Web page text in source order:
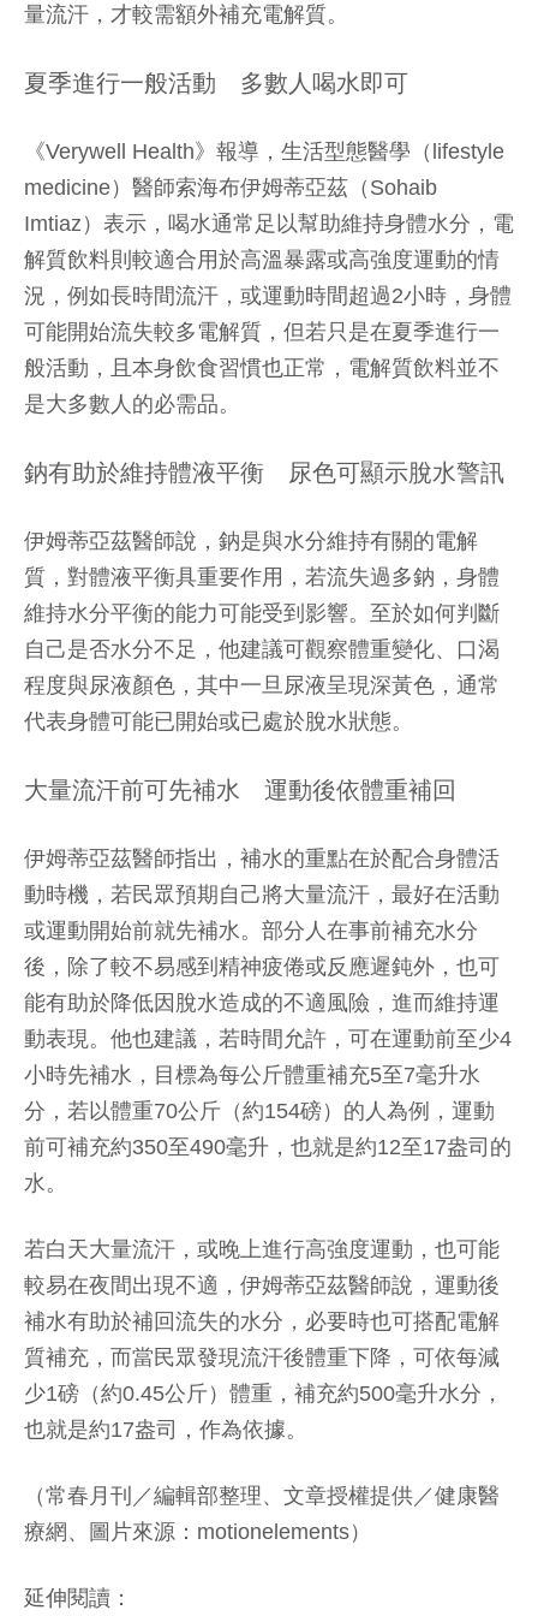
量流汗，才較需額外補充電解質。
夏季進行一般活動 多數人喝水即可
《Verywell Health》報導，生活型態醫學（lifestyle
medicine）醫師索海布伊姆蒂亞茲（Sohaib
Imtiaz）表示，喝水通常足以幫助維持身體水分，電
解質飲料則較適合用於高溫暴露或高強度運動的情
況，例如長時間流汗，或運動時間超過2小時，身體
可能開始流失較多電解質，但若只是在夏季進行一
般活動，且本身飲食習慣也正常，電解質飲料並不
是大多數人的必需品。
鈉有助於維持體液平衡 尿色可顯示脫水警訊
伊姆蒂亞茲醫師說，鈉是與水分維持有關的電解
質，對體液平衡具重要作用，若流失過多鈉，身體
維持水分平衡的能力可能受到影響。至於如何判斷
自己是否水分不足，他建議可觀察體重變化、口渴
程度與尿液顏色，其中一旦尿液呈現深黃色，通常
代表身體可能已開始或已處於脫水狀態。
大量流汗前可先補水 運動後依體重補回
伊姆蒂亞茲醫師指出，補水的重點在於配合身體活
動時機，若民眾預期自己將大量流汗，最好在活動
或運動開始前就先補水。部分人在事前補充水分
後，除了較不易感到精神疲倦或反應遲鈍外，也可
能有助於降低因脫水造成的不適風險，進而維持運
動表現。他也建議，若時間允許，可在運動前至少4
小時先補水，目標為每公斤體重補充5至7毫升水
分，若以體重70公斤（約154磅）的人為例，運動
前可補充約350至490毫升，也就是約12至17盎司的
水。
若白天大量流汗，或晚上進行高強度運動，也可能
較易在夜間出現不適，伊姆蒂亞茲醫師說，運動後
補水有助於補回流失的水分，必要時也可搭配電解
質補充，而當民眾發現流汗後體重下降，可依每減
少1磅（約0.45公斤）體重，補充約500毫升水分，
也就是約17盎司，作為依據。
（常春月刊／編輯部整理、文章授權提供／健康醫
療網、圖片來源：motionelements）
延伸閱讀：